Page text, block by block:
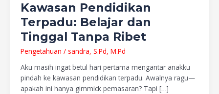
Kawasan Pendidikan
Terpadu: Belajar dan
Tinggal Tanpa Ribet
Pengetahuan / sandra, S.Pd, M.Pd
Aku masih ingat betul hari pertama mengantar anakku
pindah ke kawasan pendidikan terpadu. Awalnya ragu—
apakah ini hanya gimmick pemasaran? Tapi […]